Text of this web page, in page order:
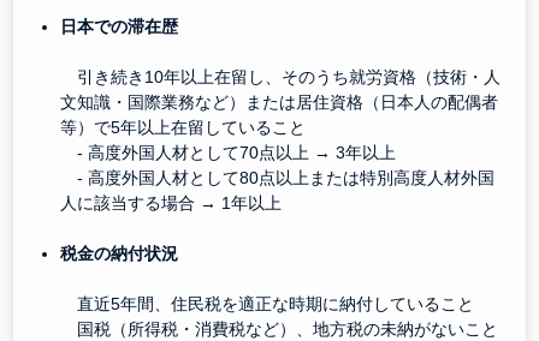
日本での滞在歴
引き続き10年以上在留し、そのうち就労資格（技術・人
文知識・国際業務など）または居住資格（日本人の配偶者
等）で5年以上在留していること
- 高度外国人材として70点以上 → 3年以上
- 高度外国人材として80点以上または特別高度人材外国
人に該当する場合 → 1年以上
税金の納付状況
直近5年間、住民税を適正な時期に納付していること
国税（所得税・消費税など）、地方税の未納がないこと